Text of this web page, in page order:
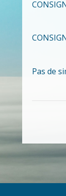
Pas de